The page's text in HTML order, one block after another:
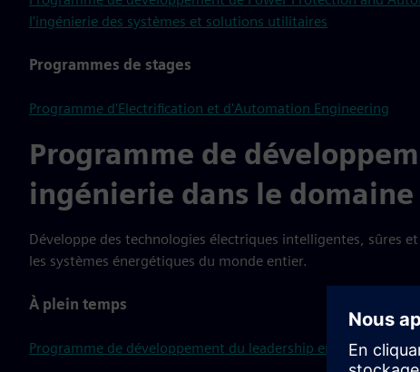
l'ingénierie des systèmes et solutions utilitaires
Programmes de stages
Programme d'Electrification et d'Automation Engineering
Programme de
ingénierie dans le
Développe des technologies électriques intelligentes, sûres
les systèmes énergétiques du monde entier.
À plein temps
Programme de développement du leadership en ingénierie